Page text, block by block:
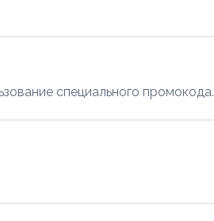
специального промокода.